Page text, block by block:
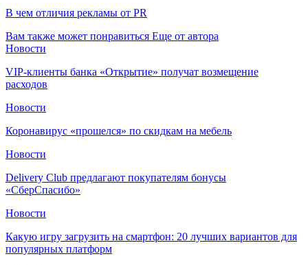
В чем отличия рекламы от PR
Вам также может понравиться Еще от автора
Новости
VIP-клиенты банка «Открытие» получат возмещение
расходов
Новости
Коронавирус «прошелся» по скидкам на мебель
Новости
Delivery Club предлагают покупателям бонусы
«СберСпасибо»
Новости
Какую игру загрузить на смартфон: 20 лучших вариантов для
популярных платформ